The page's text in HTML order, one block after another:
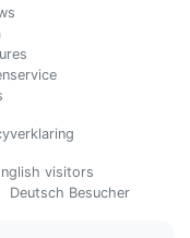
visitors
Deutsch Besucher